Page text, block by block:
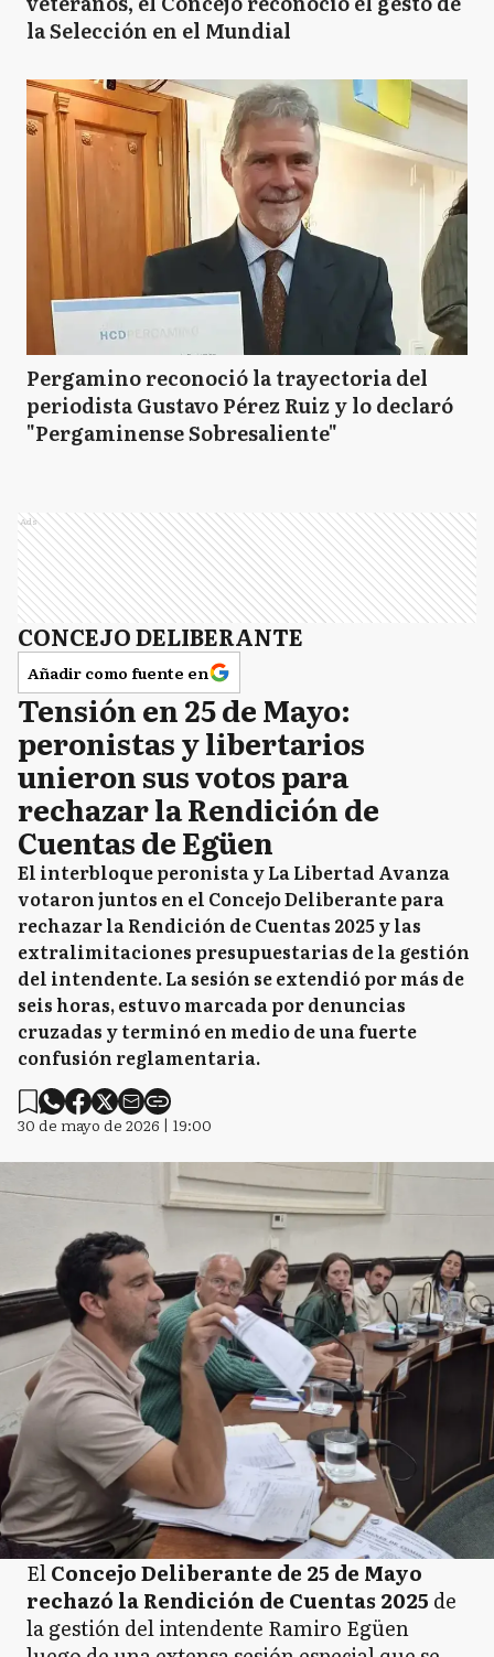
la Selección en el Mundial
Pergamino reconoció la trayectoria del
periodista Gustavo Pérez Ruiz y lo declaró
"Pergaminense Sobresaliente"
Ads
CONCEJO DELIBERANTE
Añadir como fuente en
Tensión en 25 de Mayo:
peronistas y libertarios
unieron sus votos para
rechazar la Rendición de
Cuentas de Egüen
El interbloque peronista y La Libertad Avanza
votaron juntos en el Concejo Deliberante para
rechazar la Rendición de Cuentas 2025 y las
extralimitaciones presupuestarias de la gestión
del intendente. La sesión se extendió por más de
seis horas, estuvo marcada por denuncias
cruzadas y terminó en medio de una fuerte
confusión reglamentaria.
30 de mayo de 2026 | 19:00
ElConcejo Deliberante de 25 de Mayo
rechazó la Rendición de Cuentas 2025 de
la gestión del intendente Ramiro Egüen